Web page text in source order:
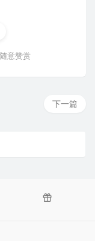
意赞赏
下一篇